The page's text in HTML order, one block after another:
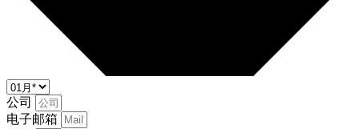
公司
电子邮箱